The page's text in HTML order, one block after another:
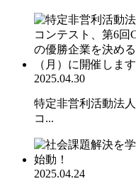
2025.04.30
特定非営利活動法
コ...
2025.04.24